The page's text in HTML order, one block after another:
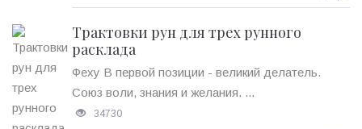
Трактовки рун для трех рунного
расклада
Феху В первой позиции - великий делатель.
Союз воли, знания и желания. ...
34730